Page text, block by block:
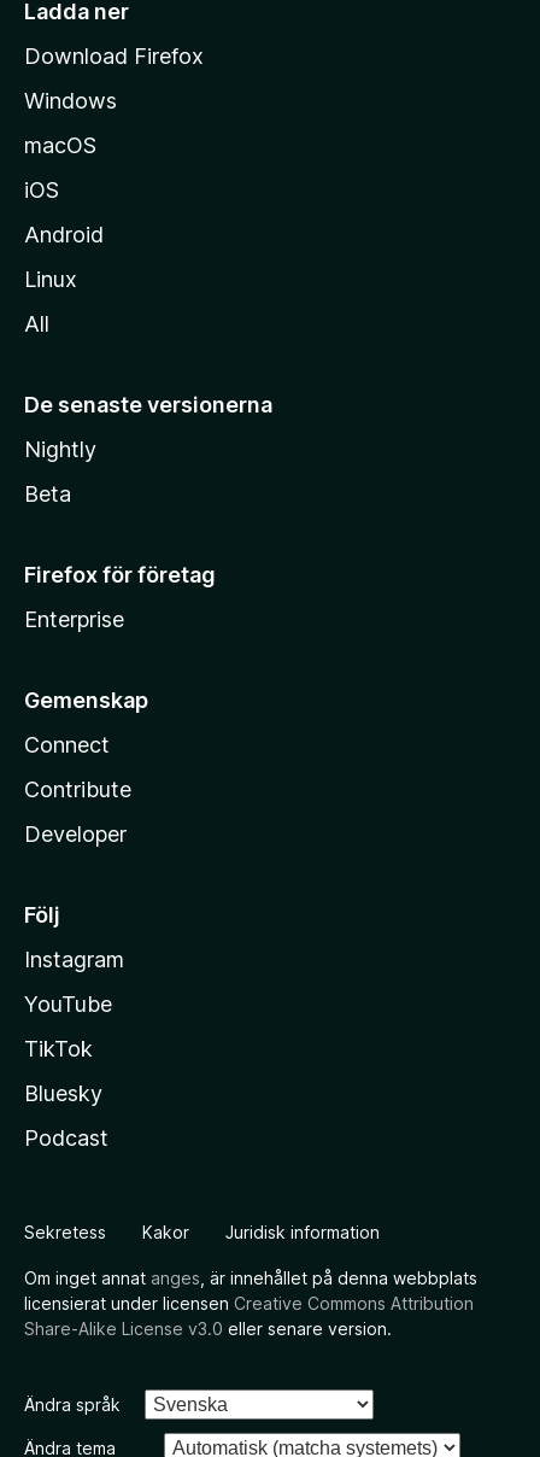
a
Ladda ner
Download Firefox
Windows
macOS
iOS
Android
Linux
All
De senaste versionerna
Nightly
Beta
Firefox för företag
Enterprise
Gemenskap
Connect
Contribute
Developer
Följ
Instagram
YouTube
TikTok
Bluesky
Podcast
Sekretess Kakor Juridisk information
Om inget annat anges , är innehållet på denna webbplats
licensierat under licensen Creative Commons Attribution
Share-Alike License v3.0 eller senare version.
Ändra språk
Ändra tema